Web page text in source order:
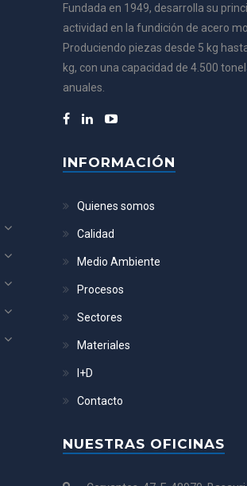
Fundada en 1949, desarrolla su
actividad en la fundición de acero
Produciendo piezas desde 5 kg
kg, con una capacidad de 4.500
anuales.
INFORMACIÓN
Quienes somos
Calidad
Medio Ambiente
Procesos
Sectores
Materiales
I+D
Contacto
NUESTRAS OFICINAS